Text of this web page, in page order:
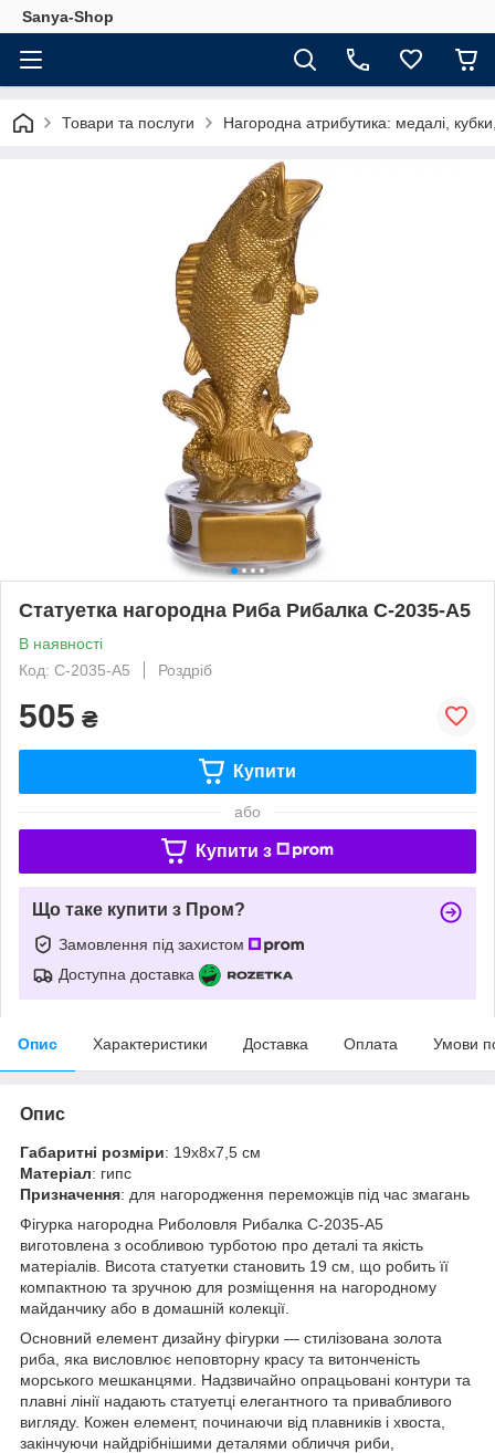
Sanya-Shop
Товари та послуги Нагородна атрибутика: медалі,
Статуетка нагородна Риба Рибалка C-2035-A5
В наявності
Код: C-2035-A5
Роздріб
505 ₴
Купити
або
Купити з
Що таке купити з Пром?
Замовлення під захистом
Доступна доставка
Опис Характеристики Доставка Оплата Умови
Опис
Габаритні розміри: 19х8х7,5 см
Матеріал: гипс
Призначення: для нагородження переможців під час змагань
Фігурка нагородна Риболовля Рибалка C-2035-A5
виготовлена з особливою турботою про деталі та якість
матеріалів. Висота статуетки становить 19 см, що робить її
компактною та зручною для розміщення на нагородному
майданчику або в домашній колекції.
Основний елемент дизайну фігурки — стилізована золота
риба, яка висловлює неповторну красу та витонченість
морського мешканцями. Надзвичайно опрацьовані контури та
плавні лінії надають статуетці елегантного та привабливого
вигляду. Кожен елемент, починаючи від плавників і хвоста,
закінчуючи найдрібнішими деталями обличчя риби,